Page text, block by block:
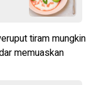
tiram mungkin
memuaskan